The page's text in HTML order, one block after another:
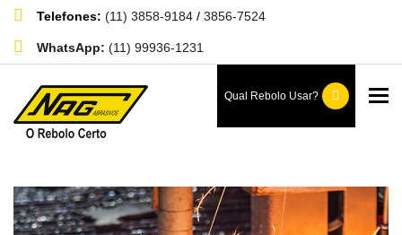
Telefones: (11) 3858-9184 / 3856-7524
WhatsApp: (11) 99936-1231
Qual Rebolo Usar?
Blog
Home Blog